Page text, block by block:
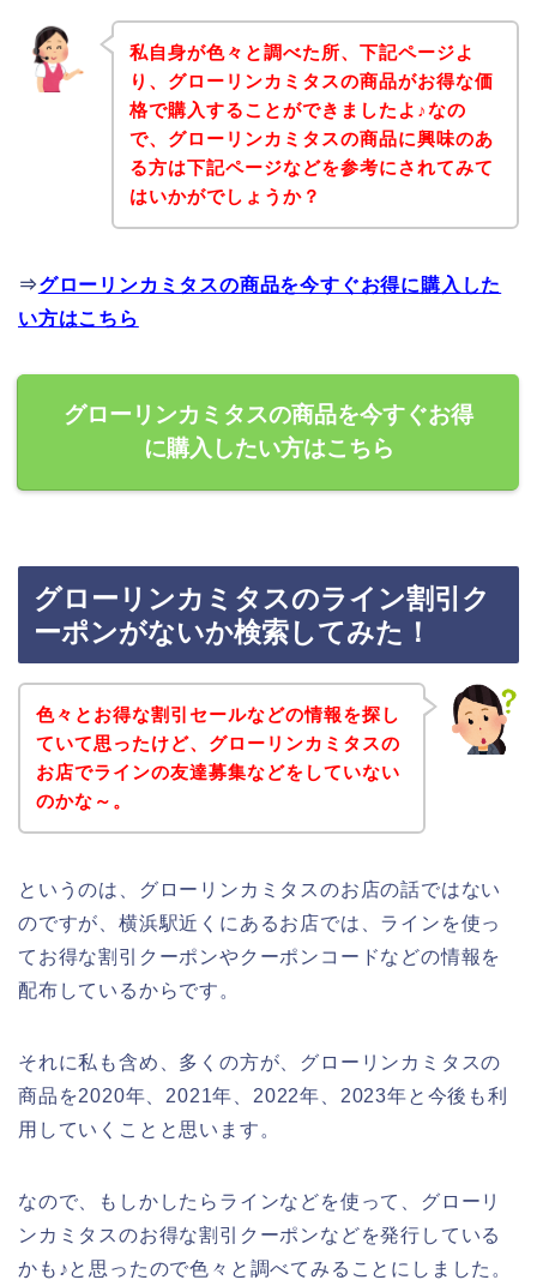
私自身が色々と調べた所、下記ページよ
り、グローリンカミタスの商品がお得な価
格で購入することができましたよ♪なの
で、グローリンカミタスの商品に興味のあ
る方は下記ページなどを参考にされてみて
はいかがでしょうか？
⇒グローリンカミタスの商品を今すぐお得に購入した
い方はこちら
グローリンカミタスの商品を今すぐお得
に購入したい方はこちら
グローリンカミタスのライン割引ク
ーポンがないか検索してみた！
色々とお得な割引セールなどの情報を探し
ていて思ったけど、グローリンカミタスの
お店でラインの友達募集などをしていない
のかな～。
というのは、グローリンカミタスのお店の話ではない
のですが、横浜駅近くにあるお店では、ラインを使っ
てお得な割引クーポンやクーポンコードなどの情報を
配布しているからです。
それに私も含め、多くの方が、グローリンカミタスの
商品を2020年、2021年、2022年、2023年と今後も利
用していくことと思います。
なので、もしかしたらラインなどを使って、グローリ
ンカミタスのお得な割引クーポンなどを発行している
かも♪と思ったので色々と調べてみることにしました。